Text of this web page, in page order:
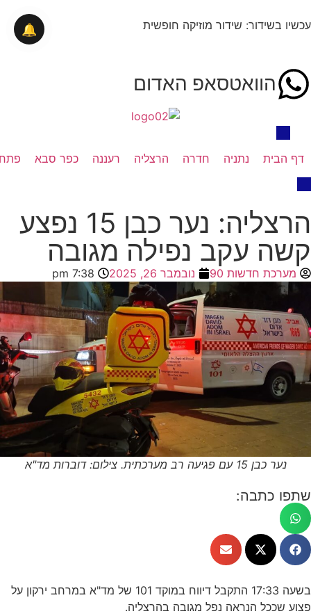
עכשיו בשידור: שידור מוזיקה חופשית
הוואטסאפ האדום
דף הבית נתניה חדרה הרצליה רעננה כפר סבא
הרצליה: נער כבן 15 נפצע
קשה עקב נפילה מגובה
מערכת חדשות 90 נובמבר 26, 2025 7:38 pm
נער כבן 15 עם פגיעה רב מערכתית. צילום: דוברות מד"א
שתפו כתבה:
בשעה 17:33 התקבל דיווח במוקד 101 של מד"א במרחב ירקון על
פצוע שככל הנראה נפל מגובה בהרצליה.
🔔